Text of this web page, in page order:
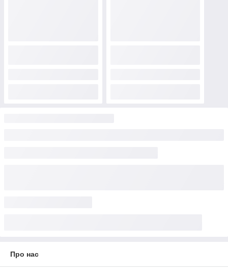
Про нас